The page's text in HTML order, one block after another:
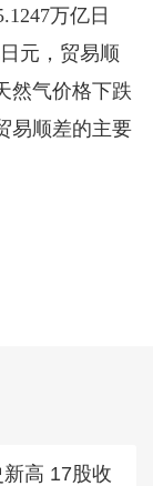
万亿日
元，贸易顺
然气价格下跌
易顺差的主要
高 17股收